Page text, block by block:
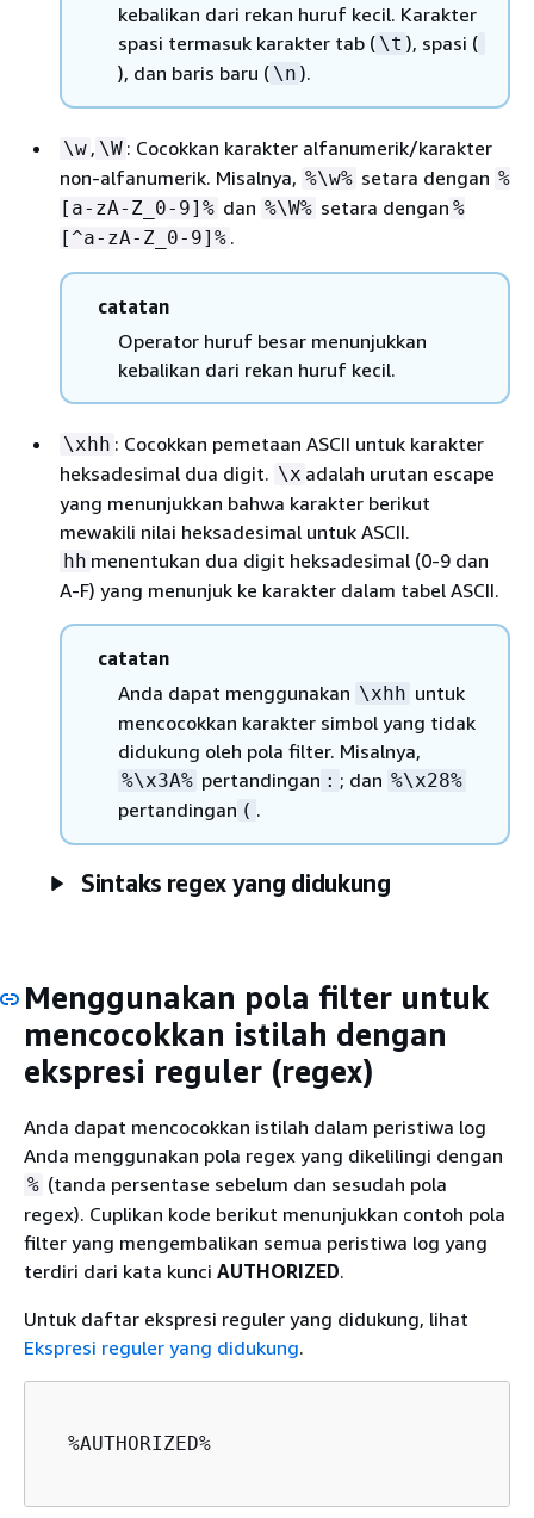
kebalikan dari rekan huruf kecil. Karakter
spasi termasuk karakter tab ( \t ), spasi (
), dan baris baru ( \n ).
\w , \W : Cocokkan karakter alfanumerik/karakter
non-alfanumerik. Misalnya, %\w% setara dengan %
[a-zA-Z_0-9]% dan %\W% setara dengan %
[^a-zA-Z_0-9]% .
catatan
Operator huruf besar menunjukkan
kebalikan dari rekan huruf kecil.
\xhh : Cocokkan pemetaan ASCII untuk karakter
heksadesimal dua digit. \x adalah urutan escape
yang menunjukkan bahwa karakter berikut
mewakili nilai heksadesimal untuk ASCII.
hh menentukan dua digit heksadesimal (0-9 dan
A-F) yang menunjuk ke karakter dalam tabel ASCII.
catatan
Anda dapat menggunakan \xhh untuk
mencocokkan karakter simbol yang tidak
didukung oleh pola filter. Misalnya,
%\x3A% pertandingan : ; dan %\x28%
pertandingan ( .
Sintaks regex yang didukung
Menggunakan pola filter untuk
mencocokkan istilah dengan
ekspresi reguler (regex)
Anda dapat mencocokkan istilah dalam peristiwa log
Anda menggunakan pola regex yang dikelilingi dengan
% (tanda persentase sebelum dan sesudah pola
regex). Cuplikan kode berikut menunjukkan contoh pola
filter yang mengembalikan semua peristiwa log yang
terdiri dari kata kunci AUTHORIZED.
Untuk daftar ekspresi reguler yang didukung, lihat
Ekspresi reguler yang didukung.
  %AUTHORIZED%